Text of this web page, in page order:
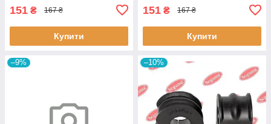
151 ₴ 167 ₴
Купити
151 ₴ 167 ₴
Купити
–9% –10%